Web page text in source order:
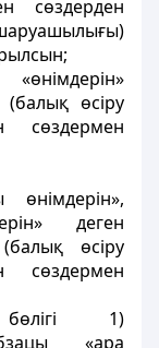
сөздерден
(балық өсіру
сөздермен
деген
өсіру
сөздермен
1)
«ара